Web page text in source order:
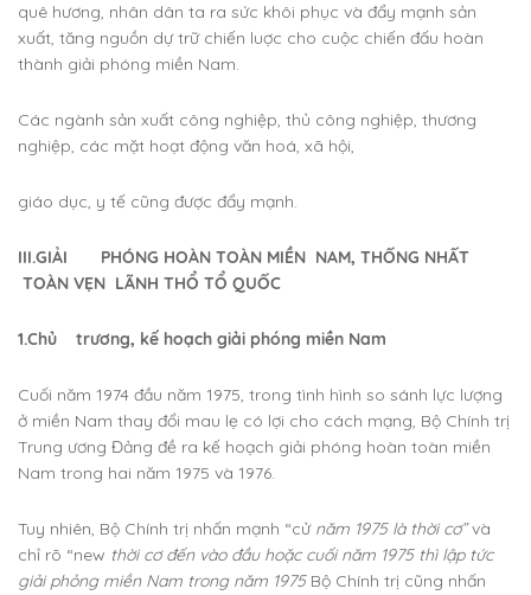
quê hương, nhân dân ta ra sức khôi phục và đẩy mạnh sản
xuất, tăng nguồn dự trữ chiến luợc cho cuộc chiến đấu hoàn
thành giải phóng miền Nam.
Các ngành sản xuất công nghiệp, thủ công nghiệp, thương
nghiệp, các mặt hoạt động văn hoá, xã hội,
giáo dục, y tế cũng được đẩy mạnh.
III.GIẢI PHÓNG HOÀN TOÀN MIỀN NAM, THỐNG NHẤT
TOÀN VẸN LÃNH THỔ TỔ QUỐC
1.Chủ trương, kế hoạch giải phóng miền Nam
Cuối năm 1974 đầu năm 1975, trong tình hình so sánh lực lượng
ở miền Nam thay đổi mau lẹ có lợi cho cách mạng, Bộ Chính trị
Trung ương Đảng đề ra kế hoạch giải phóng hoàn toàn miền
Nam trong hai năm 1975 và 1976.
Tuy nhiên, Bộ Chính trị nhấn mạnh “cử năm 1975 là thời cơ”và
chỉ rõ “new thời cơ đến vào đầu hoặc cuối năm 1975 thì lập tức
giải phỏng miền Nam trong năm 1975 Bộ Chính trị cũng nhấn